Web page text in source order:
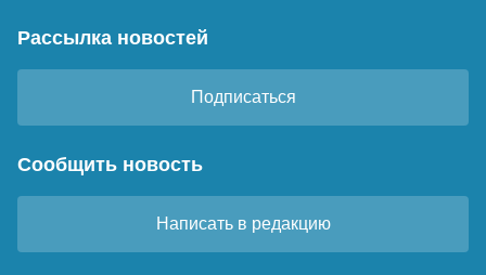
Рассылка новостей
Подписаться
Сообщить новость
Написать в редакцию